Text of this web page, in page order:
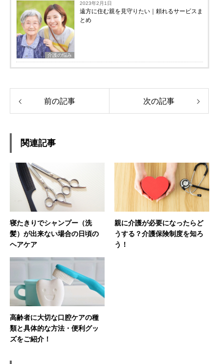
介護の悩み
2023年2月1日
遠方に住む親を見守りたい｜頼れるサービスま
とめ
前の記事 次の記事
関連記事
寝たきりでシャンプー（洗
髪）が出来ない場合の日頃の
ヘアケア
親に介護が必要になったらど
うする？介護保険制度を知ろ
う！
高齢者に大切な口腔ケアの種
類と具体的な方法・便利グッ
ズをご紹介！